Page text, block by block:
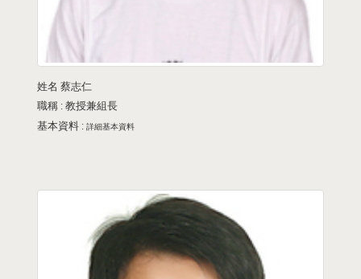
姓名 蔡志仁
職稱 : 教授兼組長
基本資料 : 詳細基本資料